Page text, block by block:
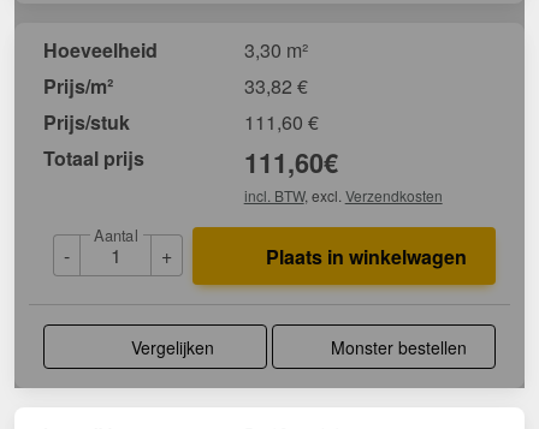
Hoeveelheid
3,30 m²
Prijs/m²
33,82 €
Prijs/stuk
111,60 €
Totaal prijs
111,60€
incl. BTW, excl. Verzendkosten
-
Aantal
+ Plaats in winkelwagen
Vergelijken Monster bestellen